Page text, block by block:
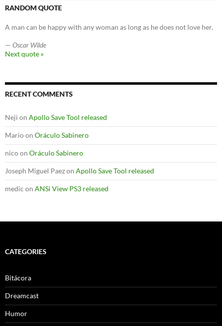
RANDOM QUOTE
A man can be happy with any woman as long as he does not love her.
— Oscar Wilde
Next quote »
RECENT COMMENTS
Neji on Apollo Save Tool released
Marioon Oráculo Sabinero
nicoon Oráculo Sabinero
Joseph Miguel Paezon Apollo Save Tool released
medic on ANSi View PS3 released
CATEGORIES
Bitácora
Dreamcast
Humor